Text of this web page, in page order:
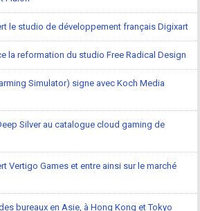
le studio de développement français Digixart
la reformation du studio Free Radical Design
Simulator) signe avec Koch Media
Silver au catalogue cloud gaming de
Vertigo Games et entre ainsi sur le marché
bureaux en Asie, à Hong Kong et Tokyo